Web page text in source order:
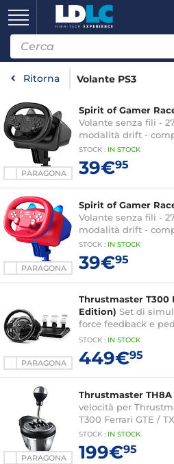
Ritorna Volante PS3
PARAGONA
Spirit of Gamer
Volante senza fili -
modalità drift -
STOCK : IN STOCK
39€95
PARAGONA
Spirit of Gamer
Volante senza fili -
modalità drift -
STOCK : IN STOCK
39€95
PARAGONA
Thrustmaster T300
Edition) Set di
force feedback e
con licenza ufficiale
con PC/PS3/PS4/PS5)
STOCK : IN STOCK
449€95
PARAGONA
Thrustmaster
velocità per
T300 Ferrari GTE /
STOCK : IN STOCK
199€95